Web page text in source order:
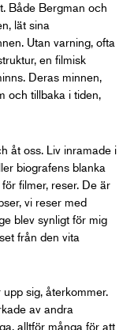
Både Bergman och
lät sina
Utan varning, ofta
en filmisk
Deras minnen,
och tillbaka i tiden,
åt oss. Liv inramade i
biografens blanka
filmer, reser. De är
vi reser med
blev synligt för mig
från den vita
sig, återkommer.
av andra
alltför många för att